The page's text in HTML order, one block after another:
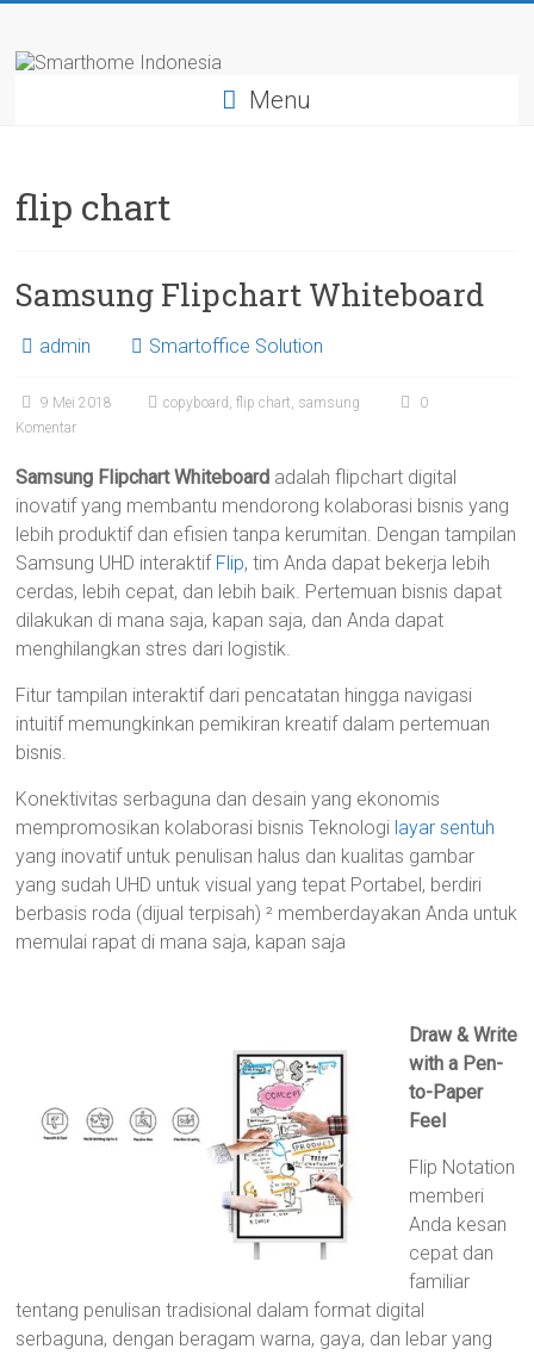
content
Smarthome
Consultant
of
Office
Hotel
Automation
Menu
flip chart
Samsung Flipchart Whiteboard
admin Smartoffice Solution
9 Mei 2018 copyboard ,flip chart, samsung
0
Komentar
Samsung Flipchart Whiteboard adalah flipchart digital
inovatif yang membantu mendorong kolaborasi bisnis yang
lebih produktif dan efisien tanpa kerumitan. Dengan tampilan
Samsung UHD interaktif Flip, tim Anda dapat bekerja lebih
cerdas, lebih cepat, dan lebih baik. Pertemuan bisnis dapat
dilakukan di mana saja, kapan saja, dan Anda dapat
menghilangkan stres dari logistik.
Fitur tampilan interaktif dari pencatatan hingga navigasi
intuitif memungkinkan pemikiran kreatif dalam pertemuan
bisnis.
Konektivitas serbaguna dan desain yang ekonomis
mempromosikan kolaborasi bisnis Teknologi layar sentuh
yang inovatif untuk penulisan halus dan kualitas gambar
yang sudah UHD untuk visual yang tepat Portabel, berdiri
berbasis roda (dijual terpisah) ² memberdayakan Anda untuk
memulai rapat di mana saja, kapan saja
Draw & Write
with a Pen-
to-Paper
Feel
Flip Notation
memberi
Anda kesan
cepat dan
familiar
tentang penulisan tradisional dalam format digital
serbaguna, dengan beragam warna, gaya, dan lebar yang